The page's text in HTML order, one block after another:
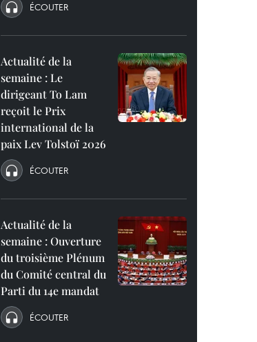
ÉCOUTER
Actualité de la
semaine : Le
dirigeant To Lam
reçoit le Prix
international de la
paix Lev Tolstoï 2026
ÉCOUTER
Actualité de la
semaine : Ouverture
du troisième Plénum
du Comité central du
Parti du 14e mandat
ÉCOUTER